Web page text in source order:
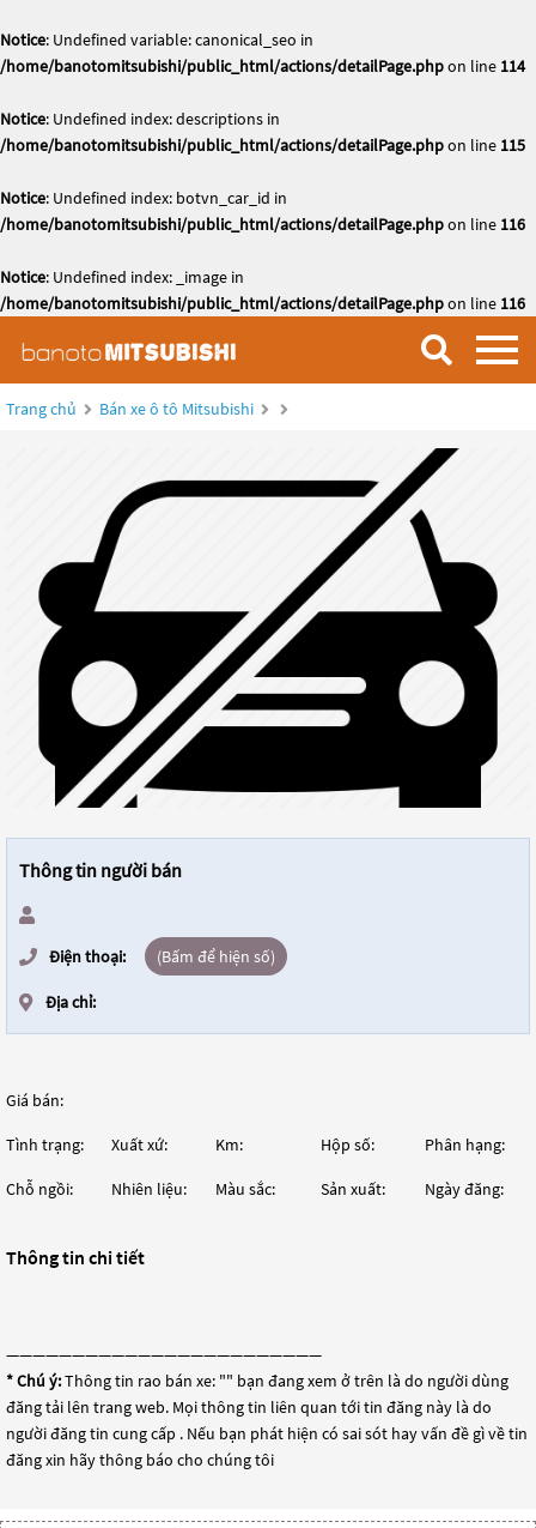
Notice: Undefined variable: canonical_seo in
/home/banotomitsubishi/public_html/actions/detailPage.phpon line 114
Notice: Undefined index: descriptions in
/home/banotomitsubishi/public_html/actions/detailPage.phpon line 115
Notice: Undefined index: botvn_car_id in
/home/banotomitsubishi/public_html/actions/detailPage.phpon line 116
Notice: Undefined index: _image in
/home/banotomitsubishi/public_html/actions/detailPage.phpon line 116
Trang chủ Bán xe ô tô Mitsubishi
Thông tin người bán
Điện thoại: (Bấm để hiện số)
Địa chỉ:
Giá bán:
Tình trạng: Xuất xứ: Km: Hộp số: Phân hạng:
Chỗ ngồi: Nhiên liệu: Màu sắc: Sản xuất: Ngày đăng:
Thông tin chi tiết
————————————————————————
* Chú ý:Thông tin rao bán xe: "" bạn đang xem ở trên là do người dùng
đăng tải lên trang web. Mọi thông tin liên quan tới tin đăng này là do
người đăng tin cung cấp . Nếu bạn phát hiện có sai sót hay vấn đề gì về tin
đăng xin hãy thông báo cho chúng tôi